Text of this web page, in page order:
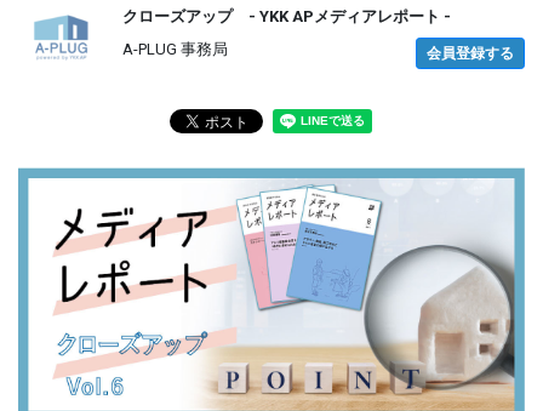
クローズアップ - YKK APメディアレポート -
A-PLUG 事務局
会員登録する